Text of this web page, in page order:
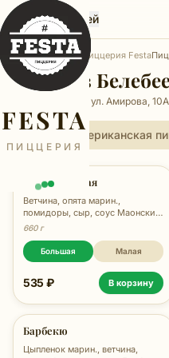
FESTA
ПИЦЦЕРИЯ
Феста, Белебей
ГлавнаяБелебей Пиццерия Festa
Пицца в
Пиццерия Festa, ул. Амирова,
Все Американская
Американская
Ветчина, опята марин.,
помидоры, сыр, соус Маонский,
660 гр.
660 г
Большая Малая
535 ₽ В корзину
Барбекю
Цыпленок марин., ветчина,